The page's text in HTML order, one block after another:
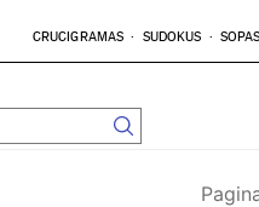
CRUCIGRAMAS SUDOKUS